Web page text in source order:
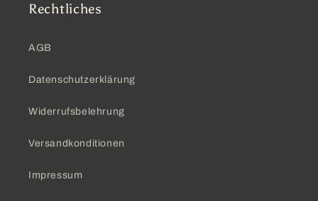
Rechtliches
AGB
Datenschutzerklärung
Widerrufsbelehrung
Versandkonditionen
Impressum